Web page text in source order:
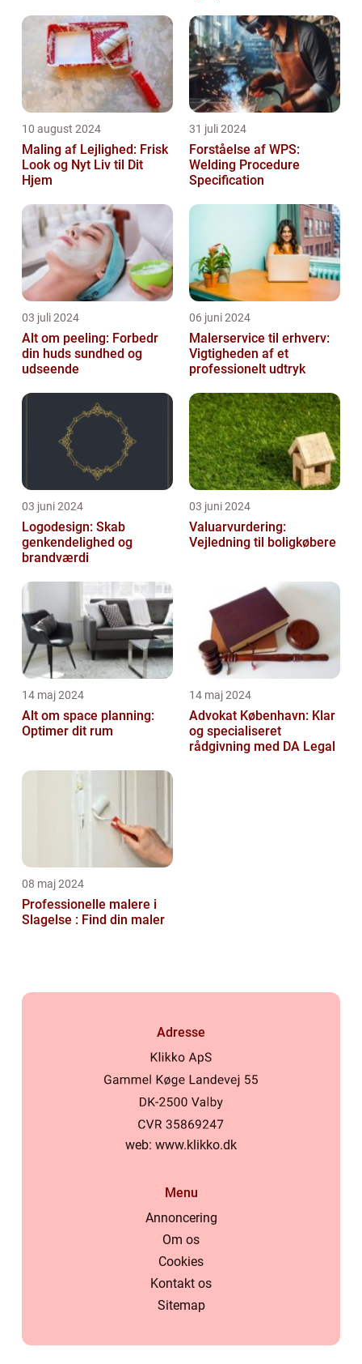
10 august 2024
Maling af Lejlighed: Frisk
Look og Nyt Liv til Dit
Hjem
31 juli 2024
Forståelse af WPS:
Welding Procedure
Specification
03 juli 2024
Alt om peeling: Forbedr
din huds sundhed og
udseende
06 juni 2024
Malerservice til erhverv:
Vigtigheden af et
professionelt udtryk
03 juni 2024
Logodesign: Skab
genkendelighed og
brandværdi
03 juni 2024
Valuarvurdering:
Vejledning til boligkøbere
14 maj 2024
Alt om space planning:
Optimer dit rum
14 maj 2024
Advokat København: Klar
og specialiseret
rådgivning med DA Legal
08 maj 2024
Professionelle malere i
Slagelse : Find din maler
Adresse
web: www.klikko.dk
Menu
Annoncering
Om os
Cookies
Kontakt os
Sitemap